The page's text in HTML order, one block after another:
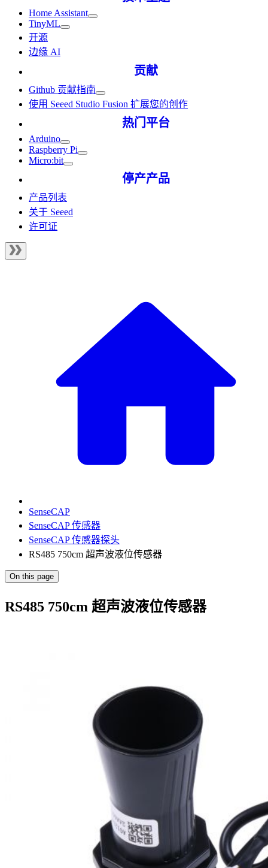
Home Assistant
TinyML
开源
边缘 AI
贡献
Github 贡献指南
使用 Seeed Studio Fusion 扩展您的创作
热门平台
Arduino
Raspberry Pi
Micro:bit
停产产品
产品列表
关于 Seeed
许可证
SenseCAP
SenseCAP 传感器
SenseCAP 传感器探头
RS485 750cm 超声波液位传感器
On this page
RS485 750cm 超声波液位传感器